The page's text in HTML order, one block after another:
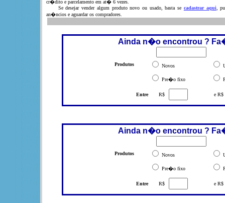
cr�dito e parcelamento em at� 6 vezes.
Se desejar vender algum produto novo ou usado, basta se cadastrar aqui,
an�ncios e aguardar os compradores.
Ainda n�o encontrou ?
Produtos Novos
Pre�o fixo
Entre R$ e R$
Ainda n�o encontrou ?
Produtos Novos
Pre�o fixo
Entre R$ e R$